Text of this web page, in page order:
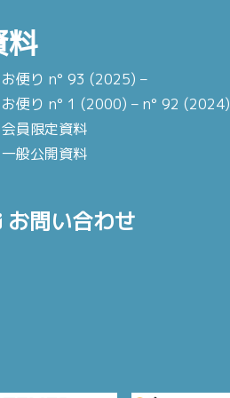
料
お便り n° 93 (2025) –
お便り n° 1 (2000) – n° 92 (2024)
会員限定資料
一般公開資料
お問い合わせ